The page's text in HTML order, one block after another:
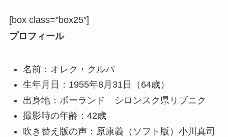
[box class=”box25″]
プロフィール
名前：オレク・クルパ
生年月日：1955年8月31日（64歳）
出身地：ポーランド シロンスク県リブニク
撮影時の年齢：42歳
吹き替え版の声：原康義（ソフト版）小川真司